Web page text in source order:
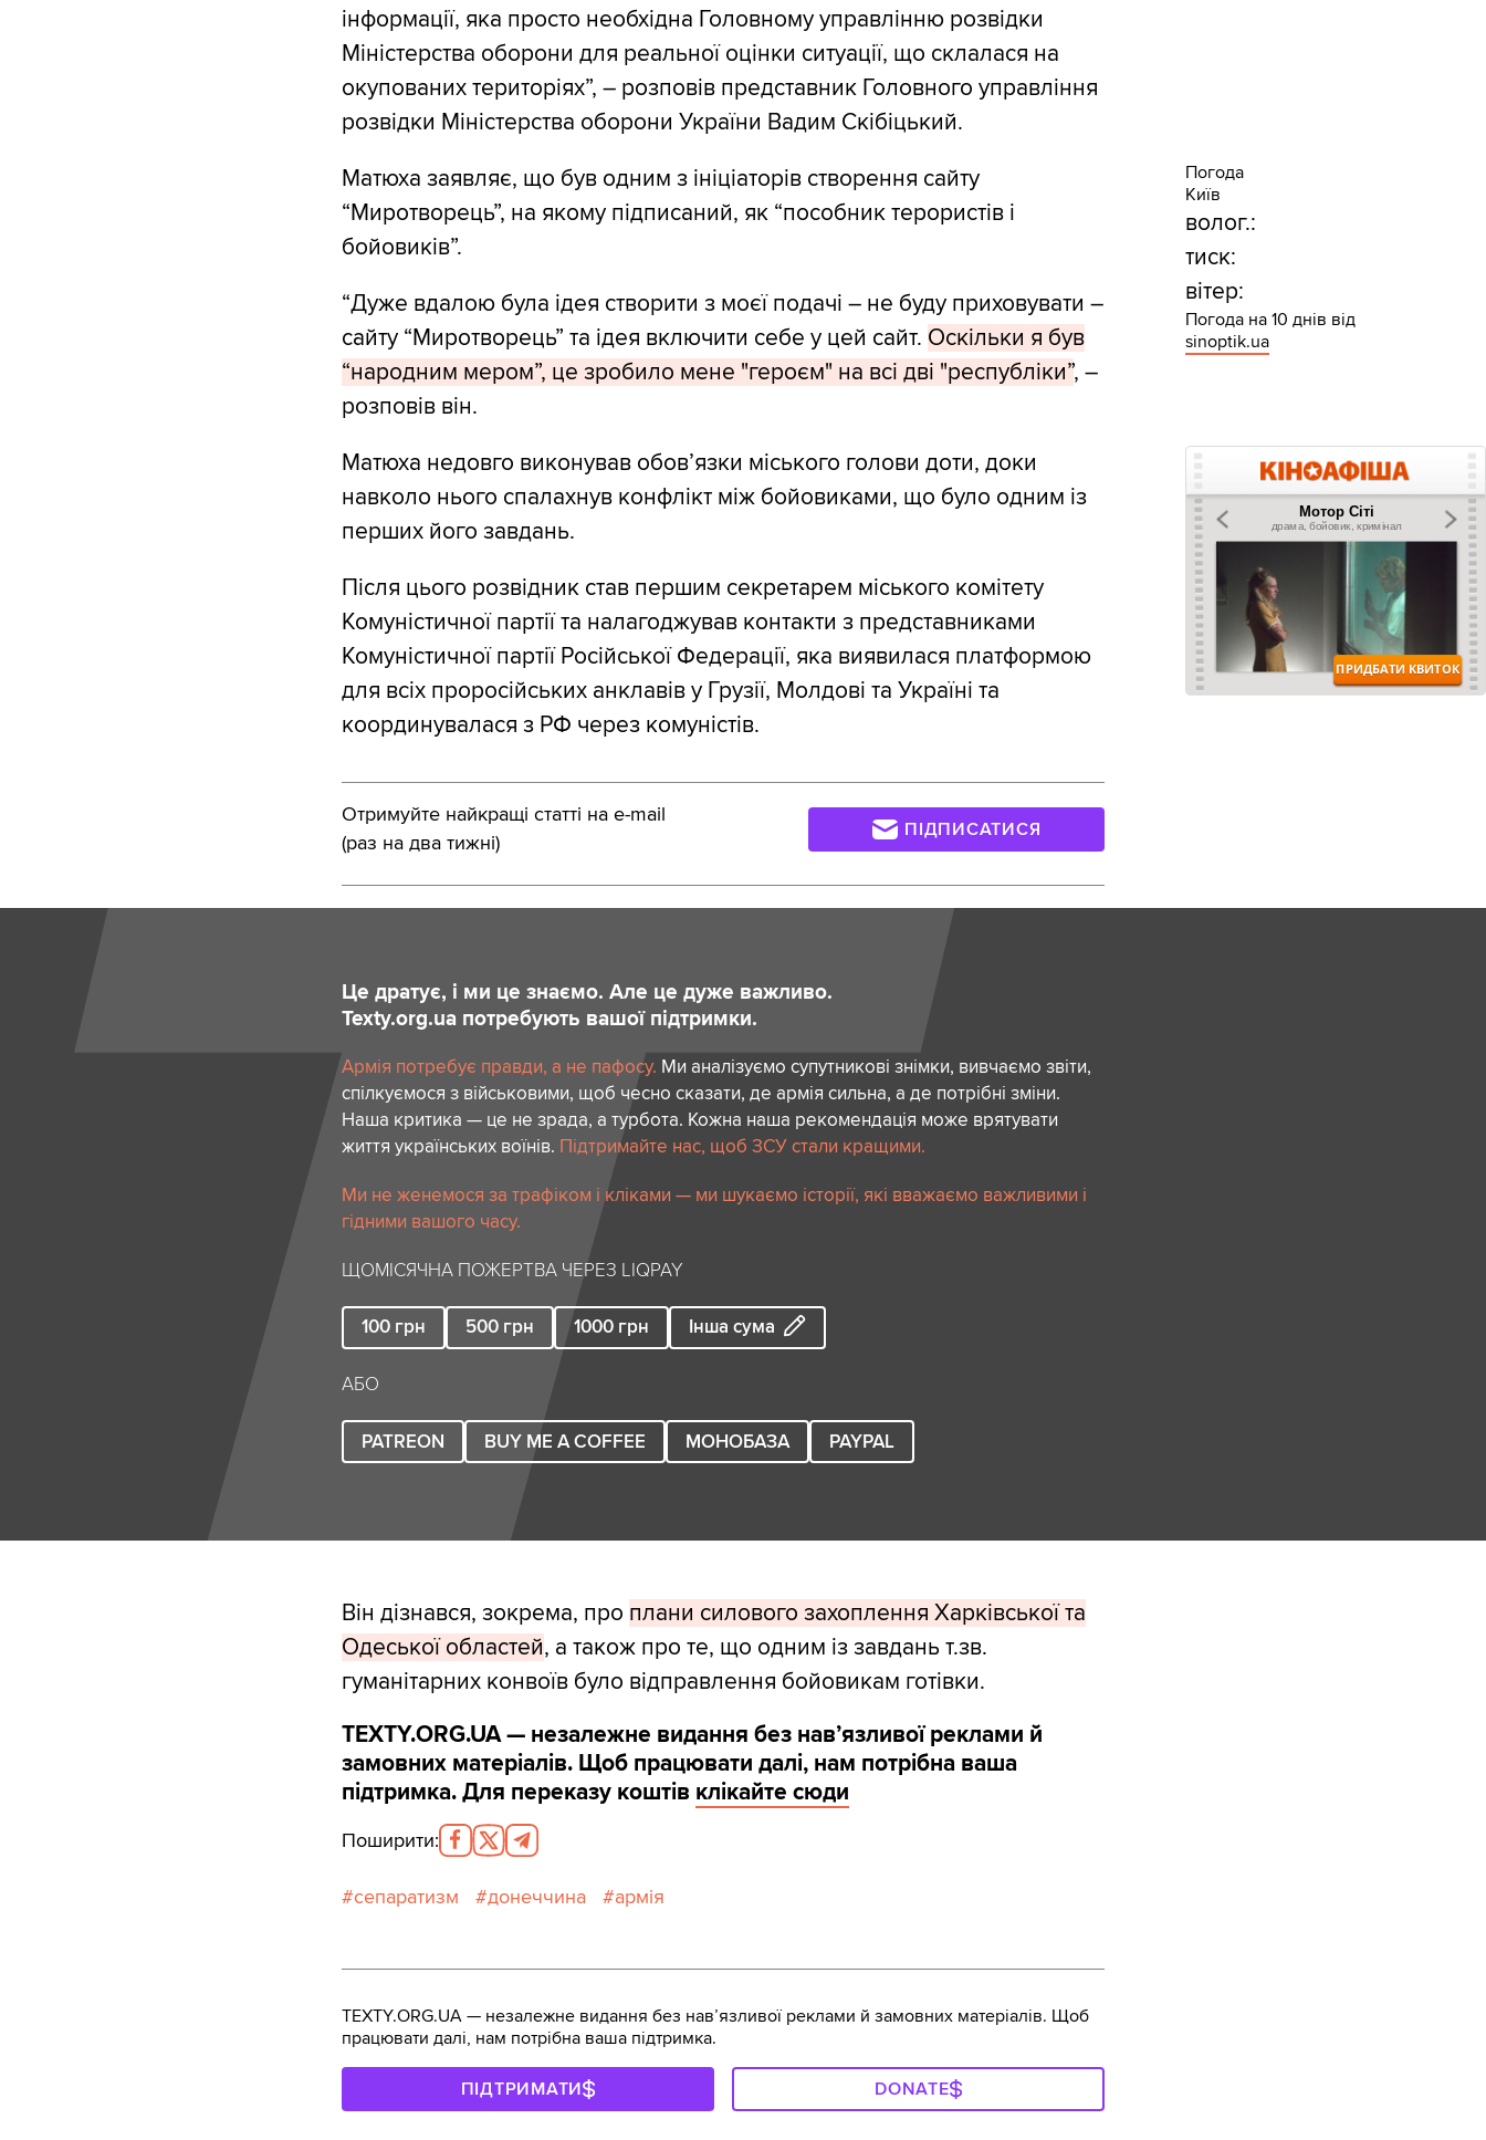
інформації, яка просто необхідна Головному управлінню розвідки
Міністерства оборони для реальної оцінки ситуації, що склалася на
окупованих територіях”, – розповів представник Головного управління
розвідки Міністерства оборони України Вадим Скібіцький.
Матюха заявляє, що був одним з ініціаторів створення сайту
“Миротворець”, на якому підписаний, як “пособник терористів і
бойовиків”.
“Дуже вдалою була ідея створити з моєї подачі – не буду приховувати –
сайту “Миротворець” та ідея включити себе у цей сайт. Оскільки я був
“народним мером”, це зробило мене "героєм" на всі дві "республіки”, –
розповів він.
Матюха недовго виконував обов’язки міського голови доти, доки
навколо нього спалахнув конфлікт між бойовиками, що було одним із
перших його завдань.
Після цього розвідник став першим секретарем міського комітету
Комуністичної партії та налагоджував контакти з представниками
Комуністичної партії Російської Федерації, яка виявилася платформою
для всіх проросійських анклавів у Грузії, Молдові та Україні та
координувалася з РФ через комуністів.
Отримуйте найкращі статті на e-mail
(раз на два тижні)
ПІДПИСАТИСЯ
Це дратує, і ми це знаємо. Але це дуже важливо.
Texty.org.ua потребують вашої підтримки.
Армія потребує правди, а не пафосу. Ми аналізуємо супутникові знімки, вивчаємо звіти,
спілкуємося з військовими, щоб чесно сказати, де армія сильна, а де потрібні зміни.
Наша критика — це не зрада, а турбота. Кожна наша рекомендація може врятувати
життя українських воїнів. Підтримайте нас, щоб ЗСУ стали кращими.
Ми не женемося за трафіком і кліками — ми шукаємо історії, які вважаємо важливими і
гідними вашого часу.
ЩОМІСЯЧНА ПОЖЕРТВА ЧЕРЕЗ LIQPAY
100 грн 500 грн 1000 грн Інша сума
АБО
PATREON BUY ME A COFFEE МОНОБАЗА PAYPAL
Він дізнався, зокрема, про плани силового захоплення Харківської та
Одеської областей, а також про те, що одним із завдань т.зв.
гуманітарних конвоїв було відправлення бойовикам готівки.
TEXTY.ORG.UA — незалежне видання без навʼязливої реклами й
замовних матеріалів. Щоб працювати далі, нам потрібна ваша
підтримка. Для переказу коштів клікайте сюди
Поширити:
сепаратизм донеччина армія
Погода
Київ
волог.:
тиск:
вітер:
Погода на 10 днів від
sinoptik.ua
TEXTY.ORG.UA — незалежне видання без навʼязливої реклами й замовних матеріалів. Щоб
працювати далі, нам потрібна ваша підтримка.
ПІДТРИМАТИ DONATE